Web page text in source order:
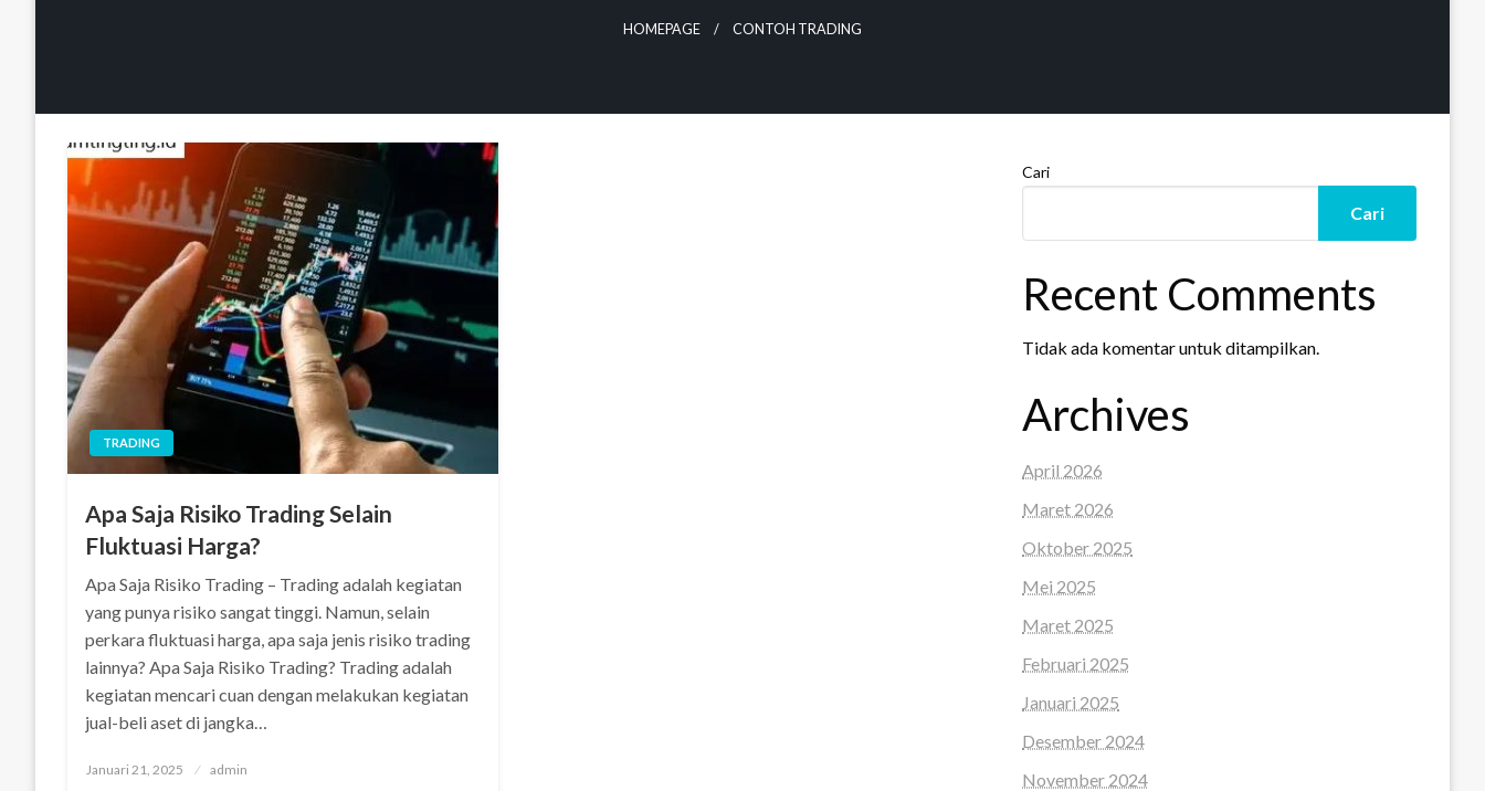
HOMEPAGE CONTOH TRADING
TRADING
Apa Saja Risiko Trading Selain
Fluktuasi Harga?
Apa Saja Risiko Trading – Trading adalah kegiatan
yang punya risiko sangat tinggi. Namun, selain
perkara fluktuasi harga, apa saja jenis risiko trading
lainnya? Apa Saja Risiko Trading? Trading adalah
kegiatan mencari cuan dengan melakukan kegiatan
jual-beli aset di jangka…
Posted
Januari 21, 2025 admin
Cari
Cari
Recent Comments
Tidak ada komentar untuk ditampilkan.
Archives
April 2026
Maret 2026
Oktober 2025
Mei 2025
Maret 2025
Februari 2025
Januari 2025
Desember 2024
November 2024